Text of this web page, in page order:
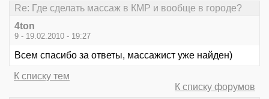
Re: Где сделать массаж в КМР и вообще в городе?
4ton
9 - 19.02.2010 - 19:27
Всем спасибо за ответы, массажист уже найден)
К списку тем
К списку форумов